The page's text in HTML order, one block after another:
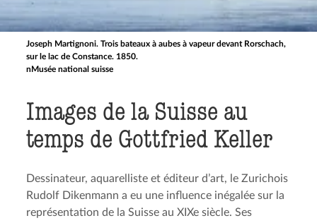
Joseph Martignoni. Trois bateaux à aubes à vapeur devant Rorschach,
sur le lac de Constance. 1850.
nMusée national suisse
Images de la Suisse au
temps de Gottfried Keller
Dessinateur, aquarelliste et éditeur d’art, le Zurichois
Rudolf Dikenmann a eu une influence inégalée sur la
représentation de la Suisse au XIXe siècle. Ses